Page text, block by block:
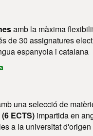
amb la màxima
de 30 assignatures
espanyola i catalana
una selecció de
ECTS) impartida en
a la universitat